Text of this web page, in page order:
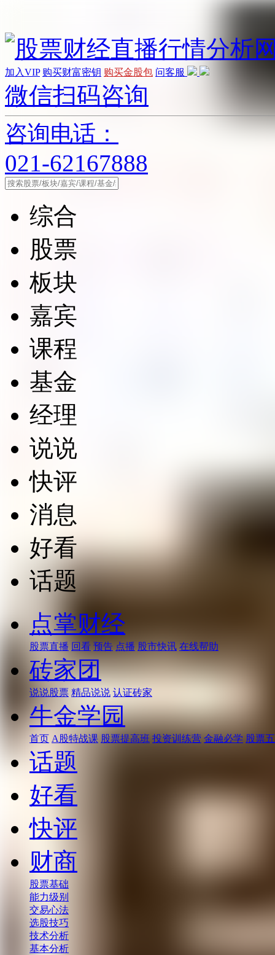
加入VIP 购买财富密钥 购买金股包 问客服
微信扫码咨询
咨询电话：
021-62167888
综合
股票
板块
嘉宾
课程
基金
经理
说说
快评
消息
好看
话题
点掌财经
股票直播 回看 预告 点播 股市快讯 在线帮助
砖家团
说说股票 精品说说 认证砖家
牛金学园
首页 A股特战课 股票提高班 投资训练营 金融必学 股票
话题
好看
快评
财商
股票基础
能力级别
交易心法
选股技巧
技术分析
基本分析